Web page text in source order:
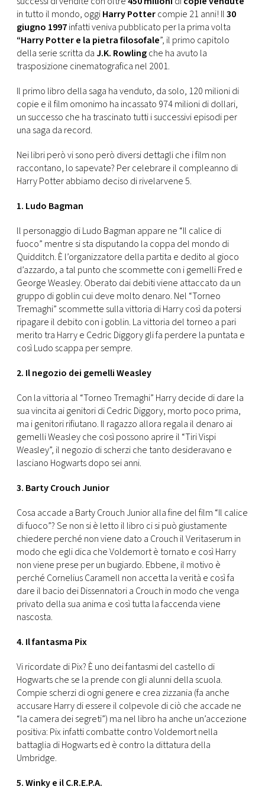
CONSIGLIA
in tutto il mondo, oggiHarry Pottercompie 21 anni! Il30
giugno 1997infatti veniva pubblicato per la prima volta
“Harry Potter e la pietra filosofale”, il primo capitolo
della serie scritta daJ.K. Rowlingche ha avuto la
trasposizione cinematografica nel 2001.
Il primo libro della saga ha venduto, da solo, 120 milioni di
copie e il film omonimo ha incassato 974 milioni di dollari,
un successo che ha trascinato tutti i successivi episodi per
una saga da record.
Nei libri però vi sono però diversi dettagli che i film non
raccontano, lo sapevate? Per celebrare il compleanno di
Harry Potter abbiamo deciso di rivelarvene 5.
1. Ludo Bagman
ll personaggio di Ludo Bagman appare ne “Il calice di
fuoco” mentre si sta disputando la coppa del mondo di
Quidditch. È l’organizzatore della partita e dedito al gioco
d’azzardo, a tal punto che scommette con i gemelli Fred e
George Weasley. Oberato dai debiti viene attaccato da un
gruppo di goblin cui deve molto denaro. Nel “Torneo
Tremaghi” scommette sulla vittoria di Harry così da potersi
ripagare il debito con i goblin. La vittoria del torneo a pari
merito tra Harry e Cedric Diggory gli fa perdere la puntata e
così Ludo scappa per sempre.
2. Il negozio dei gemelli Weasley
Con la vittoria al “Torneo Tremaghi” Harry decide di dare la
sua vincita ai genitori di Cedric Diggory, morto poco prima,
ma i genitori rifiutano. Il ragazzo allora regala il denaro ai
gemelli Weasley che così possono aprire il “Tiri Vispi
Weasley”, il negozio di scherzi che tanto desideravano e
lasciano Hogwarts dopo sei anni.
3. Barty Crouch Junior
Cosa accade a Barty Crouch Junior alla fine del film “Il calice
di fuoco”? Se non si è letto il libro ci si può giustamente
chiedere perché non viene dato a Crouch il Veritaserum in
modo che egli dica che Voldemort è tornato e così Harry
non viene prese per un bugiardo. Ebbene, il motivo è
perché Cornelius Caramell non accetta la verità e così fa
dare il bacio dei Dissennatori a Crouch in modo che venga
privato della sua anima e così tutta la faccenda viene
nascosta.
4. Il fantasma Pix
Vi ricordate di Pix? È uno dei fantasmi del castello di
Hogwarts che se la prende con gli alunni della scuola.
Compie scherzi di ogni genere e crea zizzania (fa anche
accusare Harry di essere il colpevole di ciò che accade ne
“la camera dei segreti”) ma nel libro ha anche un’accezione
positiva: Pix infatti combatte contro Voldemort nella
battaglia di Hogwarts ed è contro la dittatura della
Umbridge.
5. Winky e il C.R.E.P.A.